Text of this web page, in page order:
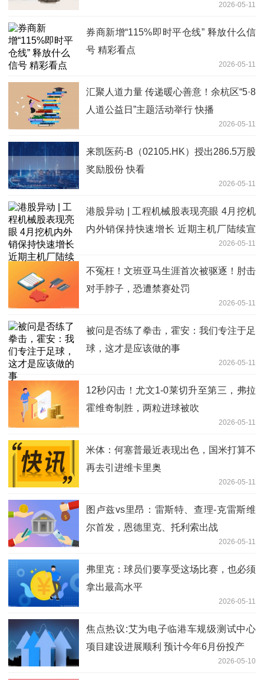
2026-05-11
券商新增“115%即时平仓线” 释放什么信
号 精彩看点
2026-05-11
汇聚人道力量 传递暖心善意！余杭区“5·8
人道公益日”主题活动举行 快播
2026-05-11
来凯医药-B（02105.HK）授出286.5万股
奖励股份 快看
2026-05-11
港股异动 | 工程机械股表现亮眼 4月挖机
内外销保持快速增长 近期主机厂陆续宣
2026-05-11
不冤枉！文班亚马生涯首次被驱逐！肘击
对手脖子，恐遭禁赛处罚
2026-05-11
被问是否练了拳击，霍安：我们专注于足
球，这才是应该做的事
2026-05-11
12秒闪击！尤文1-0莱切升至第三，弗拉
霍维奇制胜，两粒进球被吹
2026-05-11
米体：何塞普最近表现出色，国米打算不
再去引进维卡里奥
2026-05-11
图卢兹vs里昂：雷斯特、查理-克雷斯维
尔首发，恩德里克、托利索出战
2026-05-11
弗里克：球员们要享受这场比赛，也必须
拿出最高水平
2026-05-11
焦点热议:艾为电子临港车规级测试中心
项目建设进展顺利 预计今年6月份投产
2026-05-10